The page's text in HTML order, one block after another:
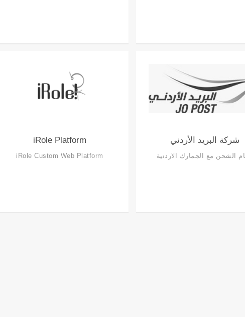
iRole Platform
iRole Custom Web Platform
شركة البريد الأردني
الشحن مع الجمارك الاردنية